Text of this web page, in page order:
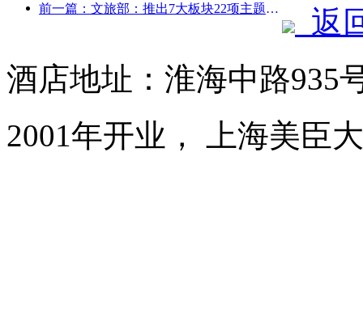
前一篇：文旅部：推出7大板块22项主题活动
返
酒店地址：淮海中路935
2001年开业， 上海美